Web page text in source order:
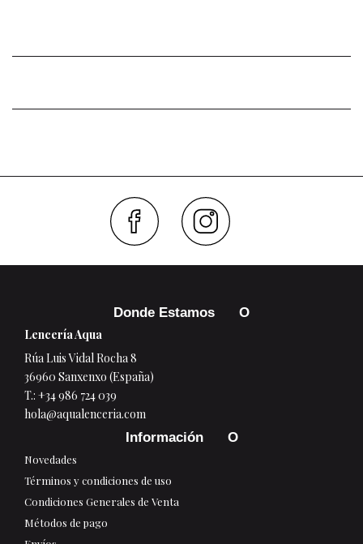
Donde Estamos
Lencería Aqua
Rúa Luis Vidal Rocha 8
36960 Sanxenxo (España)
T.: +34 986 724 039
hola@aqualenceria.com
Información
Novedades
Términos y condiciones de uso
Condiciones Generales de Venta
Métodos de pago